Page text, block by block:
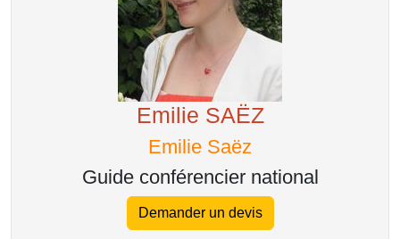
Emilie SAËZ
Emilie Saëz
Guide conférencier national
Demander un devis